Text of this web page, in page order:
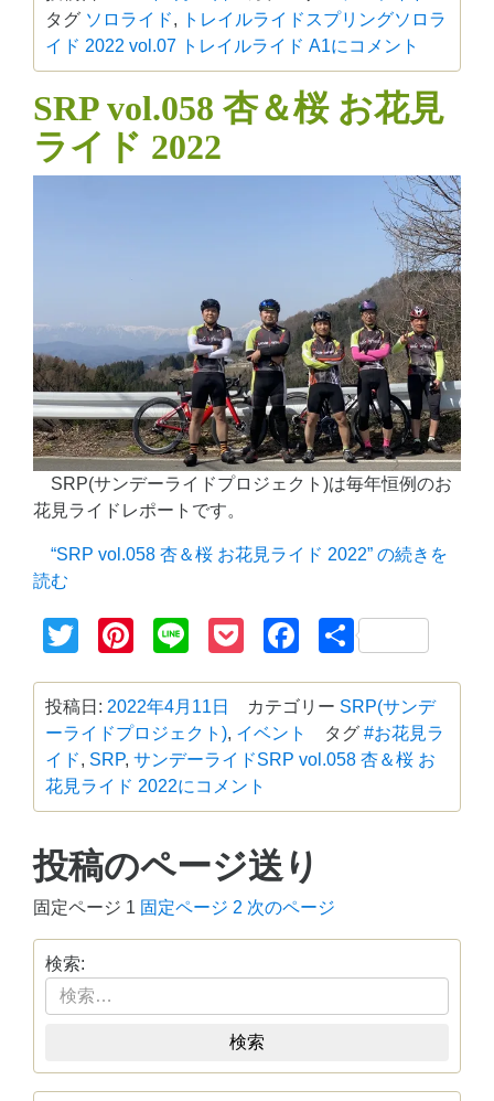
タグ ソロライド, トレイルライド スプリングソロラ
イド 2022 vol.07 トレイルライド A1に コメント
SRP vol.058 杏＆桜 お花見
ライド 2022
SRP(サンデーライドプロジェクト)は毎年恒例のお
花見ライドレポートです。
“SRP vol.058 杏＆桜 お花見ライド 2022” の続きを
読む
TwitterPinterest
Line PocketFacebook
共
投稿日: 2022年4月11日 カテゴリー SRP(サンデ
ーライドプロジェクト), イベント タグ #お花見ラ
イド, SRP, サンデーライドSRP vol.058 杏＆桜 お
花見ライド 2022に コメント
投稿のページ送り
固定ページ 1 固定ページ 2 次のページ
検索:
検索